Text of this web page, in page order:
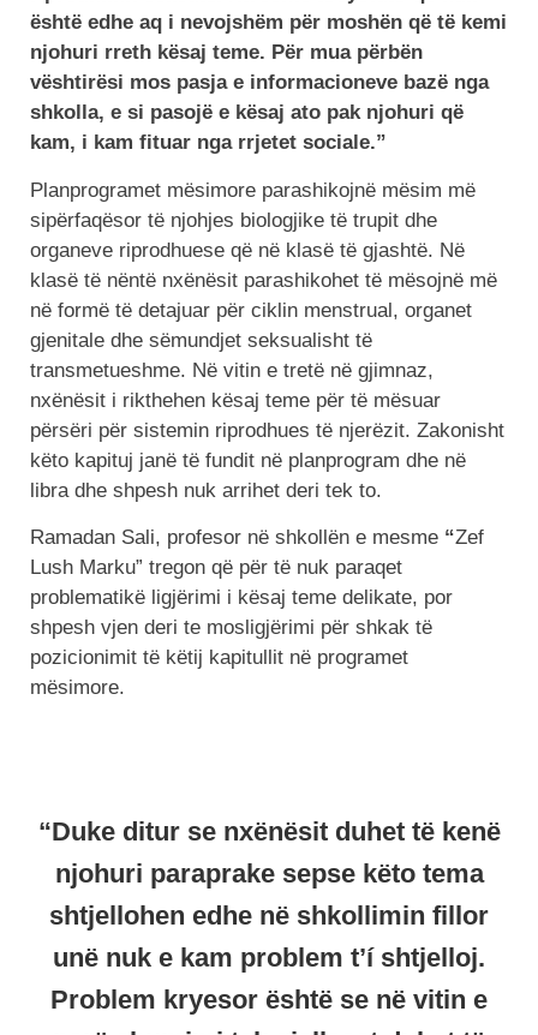
është edhe aq i nevojshëm për moshën që të kemi
njohuri rreth kësaj teme. Për mua përbën
vështirësi mos pasja e informacioneve bazë nga
shkolla, e si pasojë e kësaj ato pak njohuri që
kam, i kam fituar nga rrjetet sociale.”
Planprogramet mësimore parashikojnë mësim më
sipërfaqësor të njohjes biologjike të trupit dhe
organeve riprodhuese që në klasë të gjashtë. Në
klasë të nëntë nxënësit parashikohet të mësojnë më
në formë të detajuar për ciklin menstrual, organet
gjenitale dhe sëmundjet seksualisht të
transmetueshme. Në vitin e tretë në gjimnaz,
nxënësit i rikthehen kësaj teme për të mësuar
përsëri për sistemin riprodhues të njerëzit. Zakonisht
këto kapituj janë të fundit në planprogram dhe në
libra dhe shpesh nuk arrihet deri tek to.
Ramadan Sali, profesor në shkollën e mesme “Zef
Lush Marku” tregon që për të nuk paraqet
problematikë ligjërimi i kësaj teme delikate, por
shpesh vjen deri te mosligjërimi për shkak të
pozicionimit të këtij kapitullit në programet
mësimore.
“Duke ditur se nxënësit duhet të kenë
njohuri paraprake sepse këto tema
shtjellohen edhe në shkollimin fillor
unë nuk e kam problem t’í shtjelloj.
Problem kryesor është se në vitin e